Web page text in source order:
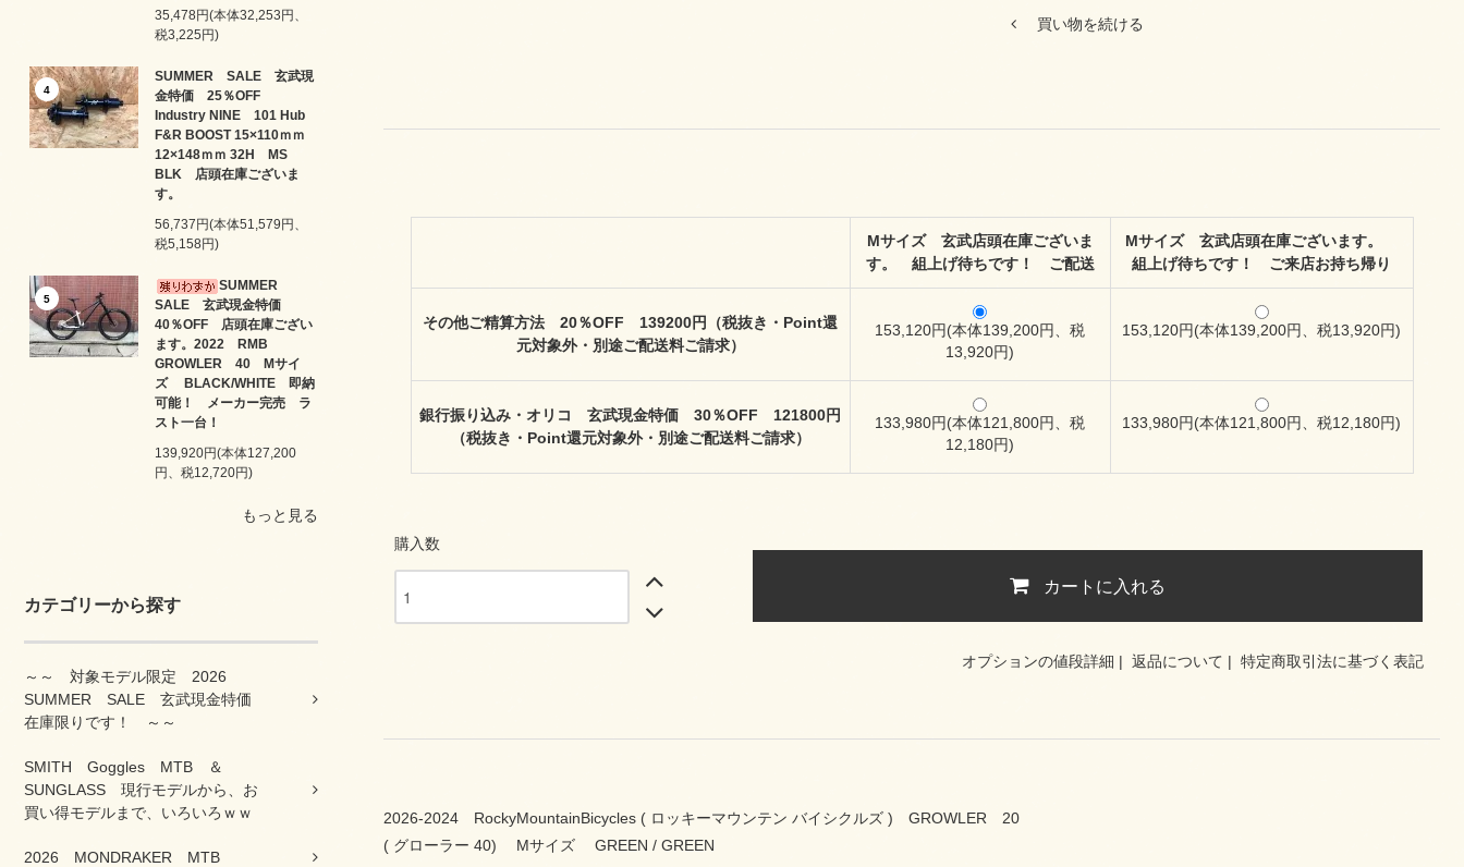
35,478円(本体32,253円、
税3,225円)
4
SUMMER SALE 玄武現
金特価 25％OFF
Industry NINE 101 Hub
F&R BOOST 15×110ｍｍ
12×148ｍｍ 32H MS
BLK 店頭在庫ございま
す。
56,737円(本体51,579円、
税5,158円)
5
SUMMER
SALE 玄武現金特価
40％OFF 店頭在庫ござい
ます。2022 RMB
GROWLER 40 Mサイ
ズ BLACK/WHITE 即納
可能！ メーカー完売 ラ
スト一台！
139,920円(本体127,200
円、税12,720円)
もっと見る
カテゴリーから探す
～～ 対象モデル限定 2026
SUMMER SALE 玄武現金特価
在庫限りです！ ～～
SMITH Goggles MTB ＆
SUNGLASS 現行モデルから、お
買い得モデルまで、いろいろｗｗ
2026 MONDRAKER MTB
買い物を続ける
Mサイズ 玄武店頭在庫ございま
す。 組上げ待ちです！ ご配送
Mサイズ 玄武店頭在庫ございます。
組上げ待ちです！ ご来店お持ち帰り
その他ご精算方法 20％OFF 139200円（税抜き・Point還
元対象外・別途ご配送料ご請求）
153,120円(本体139,200円、税
13,920円)
153,120円(本体139,200円、税13,920円)
銀行振り込み・オリコ 玄武現金特価 30％OFF 121800円
（税抜き・Point還元対象外・別途ご配送料ご請求）
133,980円(本体121,800円、税
12,180円)
133,980円(本体121,800円、税12,180円)
購入数
カートに入れる
オプションの値段詳細 | 返品について | 特定商取引法に基づく表記
2026-2024 RockyMountainBicycles ( ロッキーマウンテン バイシクルズ ) GROWLER 20
( グローラー 40) Mサイズ GREEN / GREEN